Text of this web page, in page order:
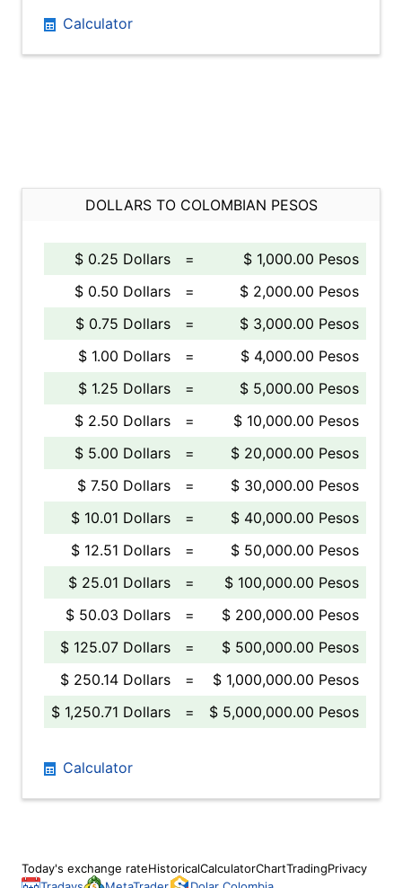
Calculator
DOLLARS TO COLOMBIAN PESOS
$ 0.25 Dollars =
$ 1,000.00 Pesos
$ 0.50 Dollars
=
$ 2,000.00 Pesos
$ 0.75 Dollars
=
$ 3,000.00 Pesos
$ 1.00 Dollars
=
$ 4,000.00 Pesos
$ 1.25 Dollars
=
$ 5,000.00 Pesos
$ 2.50 Dollars
=
$ 10,000.00 Pesos
$ 5.00 Dollars
=
$ 20,000.00 Pesos
$ 7.50 Dollars
=
$ 30,000.00 Pesos
$ 10.01 Dollars
=
$ 40,000.00 Pesos
$ 12.51 Dollars
=
$ 50,000.00 Pesos
$ 25.01 Dollars
=
$ 100,000.00 Pesos
$ 50.03 Dollars
=
$ 200,000.00 Pesos
$ 125.07 Dollars
=
$ 500,000.00 Pesos
$ 250.14 Dollars
=
$ 1,000,000.00 Pesos
$ 1,250.71 Dollars
= $ 5,000,000.00 Pesos
Calculator
Today's exchange rateHistoricalCalculatorChartTradingPrivacy